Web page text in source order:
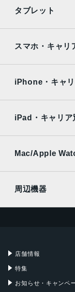
AQUOS
OPPO
タブレット
Surface
Xiaomi Tablet
スマホ・キャリ
Ymobile
UQmobile
iPhone・キャリ
Ymobile
UQmobile
iPad・キャリア
Mac/Apple
周辺機器
店舗情報
特集
お知らせ・キャンペ